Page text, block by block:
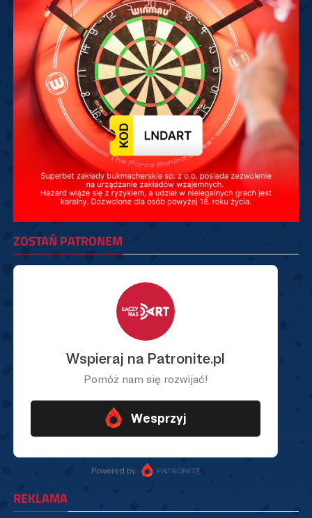
ZOSTAŃ PATRONEM
REKLAMA